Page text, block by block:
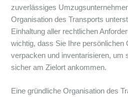
zuverlässiges
Organisation des Transports
Einhaltung aller rechtlichen
wichtig, dass Sie Ihre persönlichen
verpacken und inventarisieren, um
sicher am Zielort ankommen.
Eine gründliche Organisation des